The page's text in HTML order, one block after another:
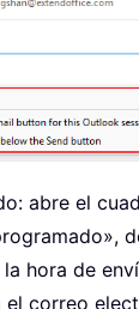
abre el
hora de
el correo